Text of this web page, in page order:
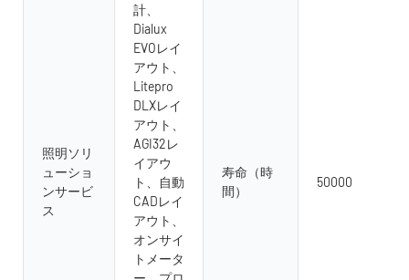
照明ソリ
ューショ
ンサービ
ス
計、
Dialux
EVOレイ
アウト、
Litepro
DLXレイ
アウト、
AGI32レ
イアウ
ト、自動
CADレイ
アウト、
オンサイ
トメータ
寿命（時
間）
50000